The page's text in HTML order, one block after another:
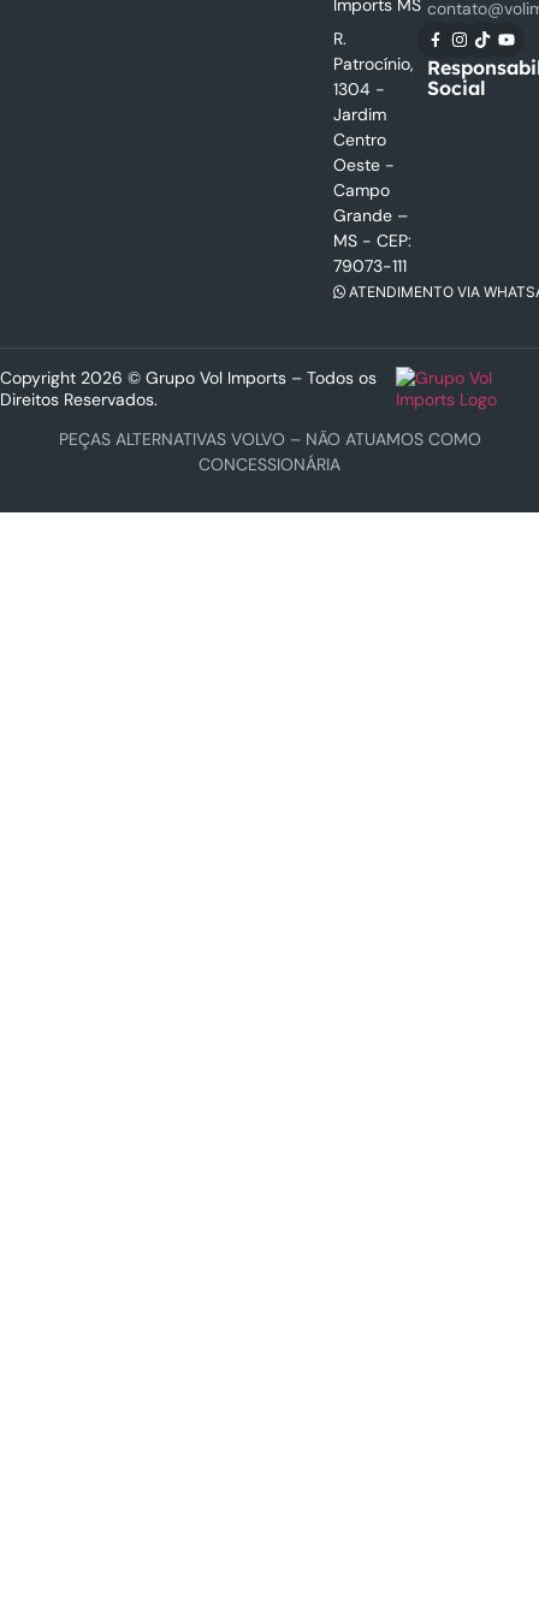
Imports MS
R.
Patrocínio,
1304 -
Jardim
Centro
Oeste -
Campo
Grande –
MS - CEP:
79073-111
ATENDIMENTO VIA
Social
Copyright 2026 © Grupo Vol Imports – Todos os
Direitos Reservados.
PEÇAS ALTERNATIVAS VOLVO – NÃO ATUAMOS COMO
CONCESSIONÁRIA